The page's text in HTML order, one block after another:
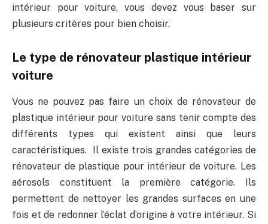
intérieur pour voiture, vous devez vous baser sur
plusieurs critères pour bien choisir.
Le type de rénovateur plastique intérieur
voiture
Vous ne pouvez pas faire un choix de rénovateur de
plastique intérieur pour voiture sans tenir compte des
différents types qui existent ainsi que leurs
caractéristiques. Il existe trois grandes catégories de
rénovateur de plastique pour intérieur de voiture. Les
aérosols constituent la première catégorie. Ils
permettent de nettoyer les grandes surfaces en une
fois et de redonner l’éclat d’origine à votre intérieur. Si